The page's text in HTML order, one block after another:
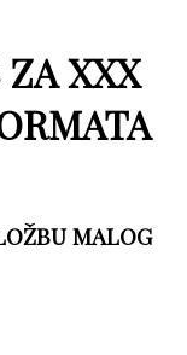
XXX
MALOG